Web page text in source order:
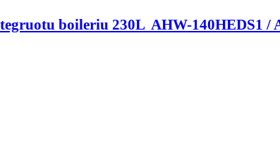
boileriu 230L  AHW-140HEDS1 /